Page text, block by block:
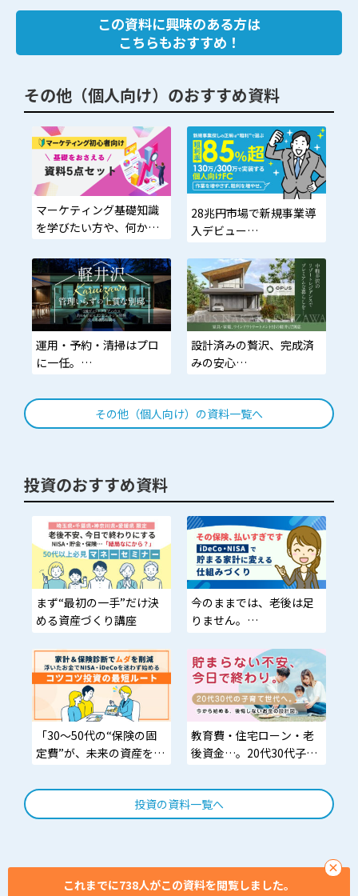
この資料に興味のある方は
こちらもおすすめ！
その他（個人向け）のおすすめ資料
マーケティング基礎知識
を学びたい方や、何から
い方に最適
28兆円市場で新規事業導
入デビュー
低難易度・在庫不要。個
人でも年3,000万円を目指
せるモデル
「小さく始めて、大きく
残す。」
運用・予約・清掃はプロ
に一任。
愉しむだけ。
設計済みの贅沢、完成済
みの安心
み。家具・家電・カーテ
ン標準搭載の即入居モデ
ル。
その他（個人向け）の資料一覧へ
投資のおすすめ資料
まず“最初の一手”だけ決
める資産づくり講座
今のままでは、老後は足
りません。
に合う。
「30〜50代の“保険の固
定費”が、未来の資産を奪
保険のムダを削れない人
ほど、NISAで遠回りす
教育費・住宅ローン・老
後資金…。20代30代子育
ラン個別相談。
ライフプラン相談実績300
投資の資料一覧へ
×
これまでに738人がこの資料を閲覧しました。